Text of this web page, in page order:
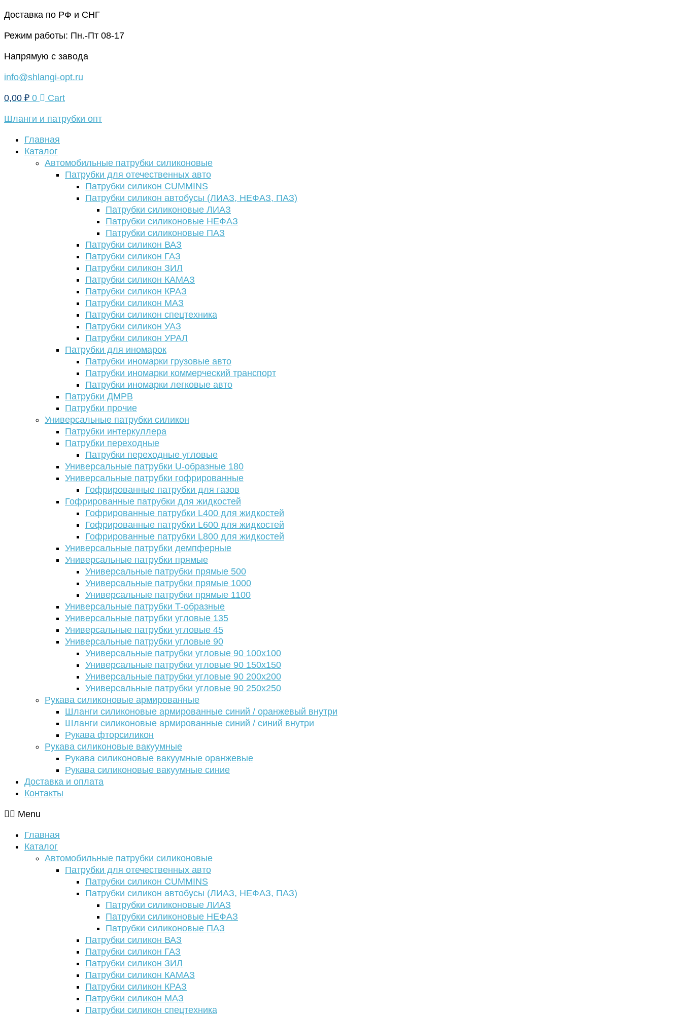
Перейти
содержимому
Доставка по РФ и СНГ
Режим работы: Пн.-Пт 08-17
Напрямую с завода
info@shlangi-opt.ru
0,00 ₽ 0 Cart
Шланги и патрубки опт
Главная
Каталог
Автомобильные патрубки силиконовые
Патрубки для отечественных авто
Патрубки силикон CUMMINS
Патрубки силикон автобусы (ЛИАЗ, НЕФАЗ, ПАЗ)
Патрубки силиконовые ЛИАЗ
Патрубки силиконовые НЕФАЗ
Патрубки силиконовые ПАЗ
Патрубки силикон ВАЗ
Патрубки силикон ГАЗ
Патрубки силикон ЗИЛ
Патрубки силикон КАМАЗ
Патрубки силикон КРАЗ
Патрубки силикон МАЗ
Патрубки силикон спецтехника
Патрубки силикон УАЗ
Патрубки силикон УРАЛ
Патрубки для иномарок
Патрубки иномарки грузовые авто
Патрубки иномарки коммерческий транспорт
Патрубки иномарки легковые авто
Патрубки ДМРВ
Патрубки прочие
Универсальные патрубки силикон
Патрубки интеркуллера
Патрубки переходные
Патрубки переходные угловые
Универсальные патрубки U-образные 180
Универсальные патрубки гофрированные
Гофрированные патрубки для газов
Гофрированные патрубки для жидкостей
Гофрированные патрубки L400 для жидкостей
Гофрированные патрубки L600 для жидкостей
Гофрированные патрубки L800 для жидкостей
Универсальные патрубки демпферные
Универсальные патрубки прямые
Универсальные патрубки прямые 500
Универсальные патрубки прямые 1000
Универсальные патрубки прямые 1100
Универсальные патрубки Т-образные
Универсальные патрубки угловые 135
Универсальные патрубки угловые 45
Универсальные патрубки угловые 90
Универсальные патрубки угловые 90 100х100
Универсальные патрубки угловые 90 150х150
Универсальные патрубки угловые 90 200х200
Универсальные патрубки угловые 90 250х250
Рукава силиконовые армированные
Шланги силиконовые армированные синий / оранжевый внутри
Шланги силиконовые армированные синий / синий внутри
Рукава фторсиликон
Рукава силиконовые вакуумные
Рукава силиконовые вакуумные оранжевые
Рукава силиконовые вакуумные синие
Доставка и оплата
Контакты
Menu
Главная
Каталог
Автомобильные патрубки силиконовые
Патрубки для отечественных авто
Патрубки силикон CUMMINS
Патрубки силикон автобусы (ЛИАЗ, НЕФАЗ, ПАЗ)
Патрубки силиконовые ЛИАЗ
Патрубки силиконовые НЕФАЗ
Патрубки силиконовые ПАЗ
Патрубки силикон ВАЗ
Патрубки силикон ГАЗ
Патрубки силикон ЗИЛ
Патрубки силикон КАМАЗ
Патрубки силикон КРАЗ
Патрубки силикон МАЗ
Патрубки силикон спецтехника